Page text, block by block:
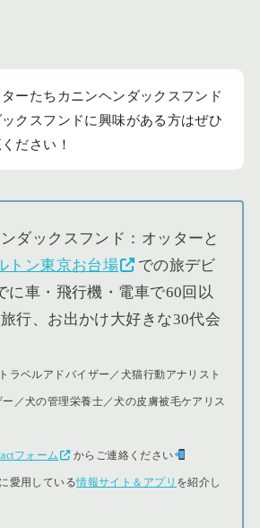
ーたちカニンヘンダックスフンド
クスフンドに興味がある方はぜひ
ださい！
ダックスフンド：オッターと
トン東京お台場
での旅デビ
に車・飛行機・電車で60回以
旅行、お出かけ大好きな30代会
ラベルアドバイザー／犬猫行動アナリスト
／犬の管理栄養士／犬の皮膚被毛ケアリス
フォーム からご連絡ください
愛用している情報サイト＆アプリ を紹介し